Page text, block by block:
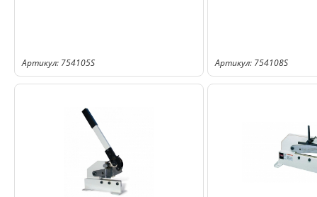
Артикул: 754105S Артикул: 754108S